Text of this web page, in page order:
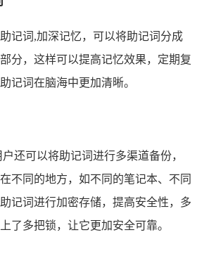
记词,加深记忆，可以将助记词分成
分，这样可以提高记忆效果，定期复
记词在脑海中更加清晰。
还可以将助记词进行多渠道备份，
不同的地方，如不同的笔记本、不同
记词进行加密存储，提高安全性，多
了多把锁，让它更加安全可靠。